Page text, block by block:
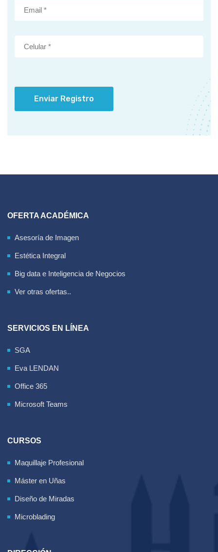
Enviar Registro
OFERTA ACADÉMICA
Asesoría de Imagen
Estética Integral
Big data e Inteligencia de Negocios
Ver otras ofertas..
SERVICIOS EN LÍNEA
SGA
Eva LENDAN
Office 365
Microsoft Teams
CURSOS
Maquillaje Profesional
Máster en Uñas
Diseño de Miradas
Microblading